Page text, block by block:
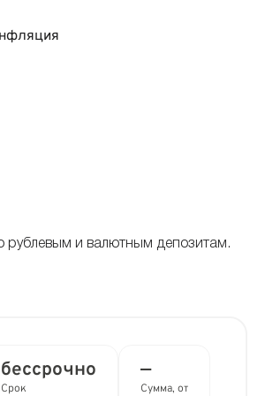
решением
рублевым и валютным депозитам.
бессрочно
Срок
—
Сумма, от